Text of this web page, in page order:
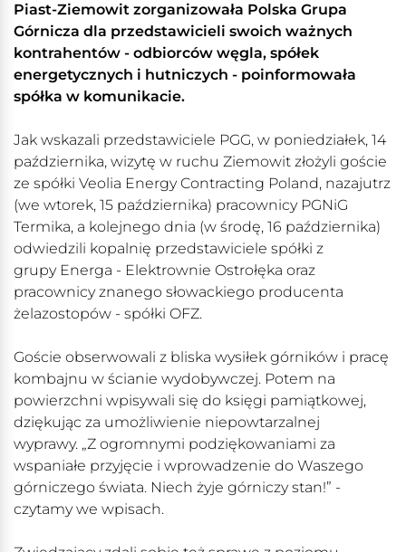
Piast-Ziemowit zorganizowała Polska Grupa
Górnicza dla przedstawicieli swoich ważnych
kontrahentów - odbiorców węgla, spółek
energetycznych i hutniczych - poinformowała
spółka w komunikacie.
Jak wskazali przedstawiciele PGG, w poniedziałek, 14
października, wizytę w ruchu Ziemowit złożyli goście
ze spółki Veolia Energy Contracting Poland, nazajutrz
(we wtorek, 15 października) pracownicy PGNiG
Termika, a kolejnego dnia (w środę, 16 października)
odwiedzili kopalnię przedstawiciele spółki z
grupy Energa - Elektrownie Ostrołęka oraz
pracownicy znanego słowackiego producenta
żelazostopów - spółki OFZ.
Goście obserwowali z bliska wysiłek górników i pracę
kombajnu w ścianie wydobywczej. Potem na
powierzchni wpisywali się do księgi pamiątkowej,
dziękując za umożliwienie niepowtarzalnej
wyprawy. „Z ogromnymi podziękowaniami za
wspaniałe przyjęcie i wprowadzenie do Waszego
górniczego świata. Niech żyje górniczy stan!” -
czytamy we wpisach.